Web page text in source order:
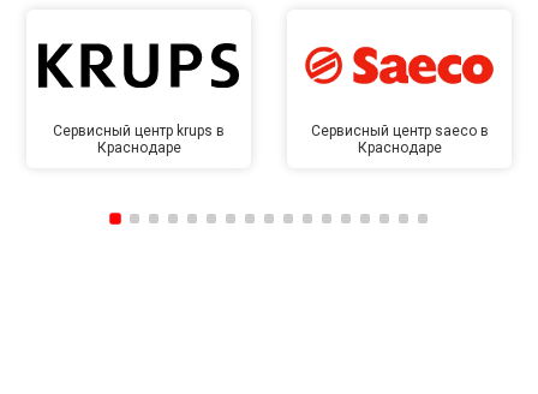
Сервисный центр krups в
Краснодаре
Сервисный центр saeco в
Краснодаре